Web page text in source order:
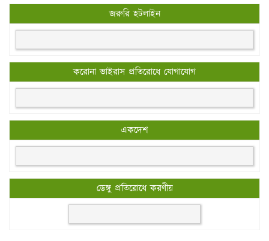
জরুরি হটলাইন
করোনা ভাইরাস প্রতিরোধে যোগাযোগ
একদেশ
ডেঙ্গু প্রতিরোধে করণীয়